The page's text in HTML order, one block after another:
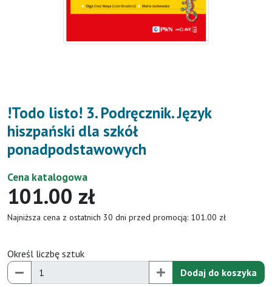
!Todo listo! 3. Podręcznik. Język
hiszpański dla szkół
ponadpodstawowych
Cena katalogowa
101.00 zł
Najniższa cena z ostatnich 30 dni przed promocją: 101.00 zł
Określ liczbę sztuk
Dodaj do koszyka